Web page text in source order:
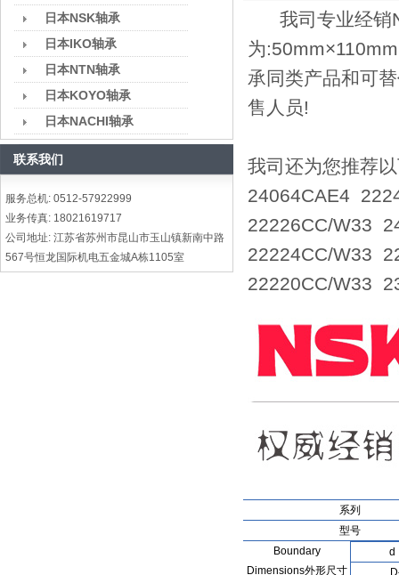
日本NSK轴承
日本IKO轴承
日本NTN轴承
日本KOYO轴承
日本NACHI轴承
联系我们
服务总机: 0512-57922999
业务传真: 18021619717
公司地址: 江苏省苏州市昆山市玉山镇新南中路
567号恒龙国际机电五金城A栋1105室
我司专业经销
为
承同类产品和可
售人员!
我司还为您推荐
24064CAE4
22226CC/W33
22224CC/W33
22220CC/W33
系列
型号
Boundary
Dimensions外形尺寸
d